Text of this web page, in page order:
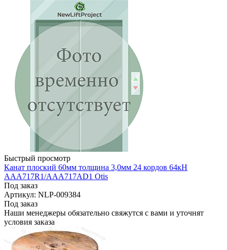
Быстрый просмотр
Канат плоский 60мм толщина 3,0мм 24 кордов 64кН
AAA717R1/AAA717AD1 Otis
Под заказ
Артикул: NLP-009384
Под заказ
Наши менеджеры обязательно свяжутся с вами и уточнят
условия заказа